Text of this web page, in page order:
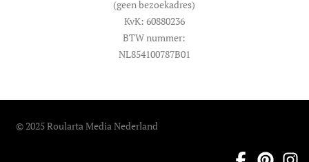
(geen bezoekadres)
KvK: 60880236
BTW nummer:
NL854100787B01
© 2025 Roularta Media Nederland